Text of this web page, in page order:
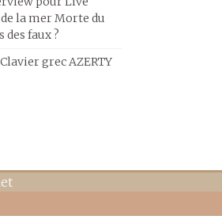
la mer Morte du
des faux ?
Clavier grec AZERTY